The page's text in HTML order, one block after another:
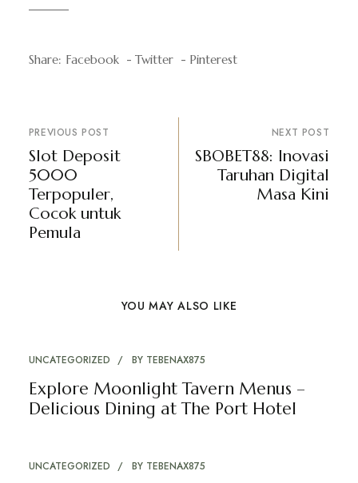
Share: Facebook Twitter Pinterest
PREVIOUS POST
Slot Deposit
5000
Terpopuler,
Cocok untuk
Pemula
NEXT POST
SBOBET88: Inovasi
Taruhan Digital
Masa Kini
YOU MAY ALSO LIKE
UNCATEGORIZED BY TEBENAX875
Explore Moonlight Tavern Menus –
Delicious Dining at The Port Hotel
UNCATEGORIZED BY TEBENAX875